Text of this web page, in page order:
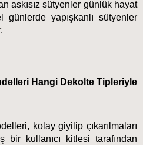
askısız sütyenler günlük hayat
yapışkanlı sütyenler
Hangi Dekolte Tipleriyle
kolay giyilip çıkarılmaları
bir kullanıcı kitlesi tarafından